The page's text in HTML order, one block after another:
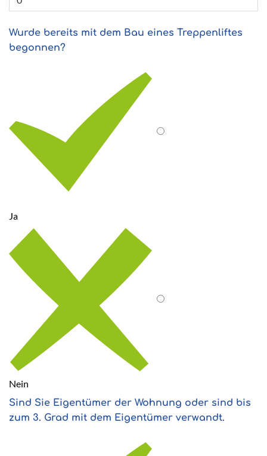
Wurde bereits mit dem Bau eines Treppenliftes
begonnen?
Ja
Nein
Sind Sie Eigentümer der Wohnung oder sind bis
zum 3. Grad mit dem Eigentümer verwandt.